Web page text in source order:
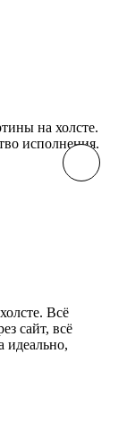
на холсте.
исполнения.
Всё
сайт, всё
идеально,